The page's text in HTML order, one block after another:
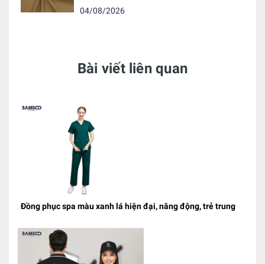
04/08/2026
Bài viết liên quan
Đồng phục spa màu xanh lá hiện đại, năng động, trẻ trung